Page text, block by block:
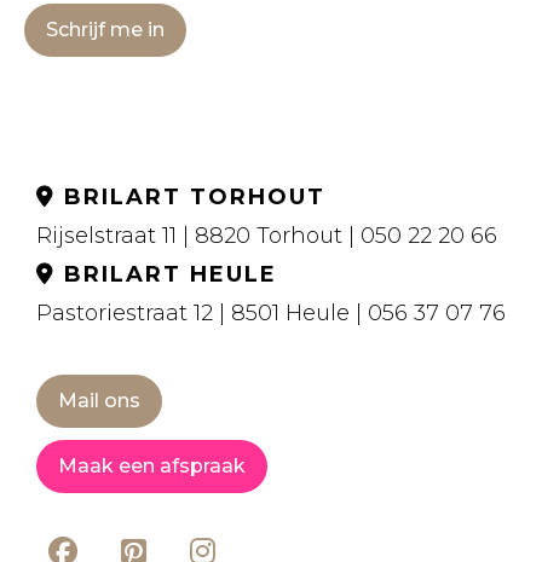
Schrijf me in
BRILART TORHOUT
Rijselstraat 11 | 8820 Torhout | 050 22 20 66
BRILART HEULE
Pastoriestraat 12 | 8501 Heule | 056 37 07 76
Mail ons
Maak een afspraak